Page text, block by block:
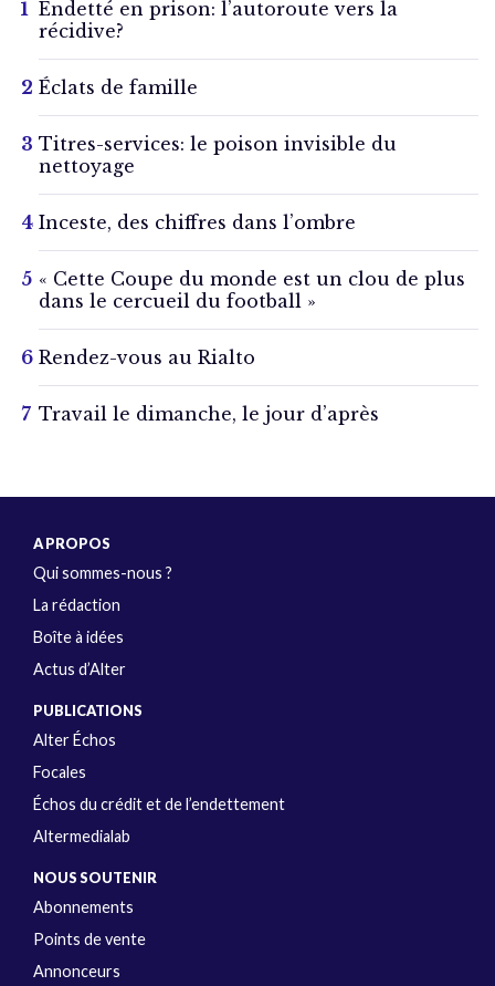
Endetté en prison: l’autoroute vers la
récidive?
Éclats de famille
Titres-services: le poison invisible du
nettoyage
Inceste, des chiffres dans l’ombre
« Cette Coupe du monde est un clou de plus
dans le cercueil du football »
Rendez-vous au Rialto
Travail le dimanche, le jour d’après
A PROPOS
Qui sommes-nous ?
La rédaction
Boîte à idées
Actus d’Alter
PUBLICATIONS
Alter Échos
Focales
Échos du crédit et de l’endettement
Altermedialab
NOUS SOUTENIR
Abonnements
Points de vente
Annonceurs